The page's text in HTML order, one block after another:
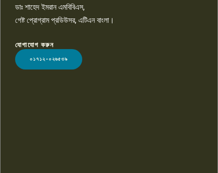
LOGO
ডাঃ শাহেদ ইমরান এমবিবিএস,
গেষ্ট প্রোগ্রাম প্রডিউসর, এটিএন বাংলা।
যোগাযোগ করুন
০১৭১২-০২৬৫৩৯